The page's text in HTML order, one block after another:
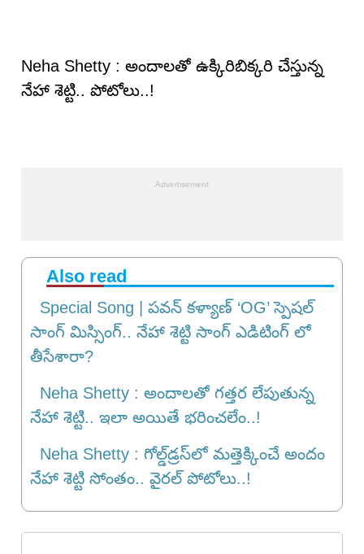
Neha Shetty : అందాల‌తో ఉక్కిరిబిక్క‌రి చేస్తున్న
నేహా శెట్టి.. పోటోలు..!
Also read
Special Song | పవన్ కళ్యాణ్ ‘OG’ స్పెషల్
సాంగ్ మిస్సింగ్.. నేహా శెట్టి సాంగ్ ఎడిటింగ్ లో
తీసేశారా?
Neha Shetty : అందాల‌తో గ‌త్త‌ర లేపుతున్న
నేహా శెట్టి.. ఇలా అయితే భ‌రించ‌లేం..!
Neha Shetty : గోల్డ్‌డ్ర‌స్‌లో మ‌త్తెక్కించే అందం
నేహా శెట్టి సోంతం.. వైర‌ల్ పోటోలు..!